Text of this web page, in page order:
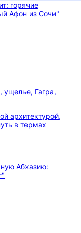
ущелье, Гагра,
архитектурой,
в термах